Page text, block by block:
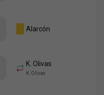
Alarcón
K. Olivas
K. Olivas